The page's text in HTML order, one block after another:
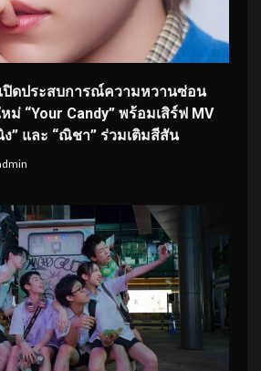
เปิดประสบการณ์ความหวานซ่อน
ม่ “Your Candy” พร้อมเสิร์ฟ MV
ง” และ “ณิชา” ร่วมเติมสีสัน